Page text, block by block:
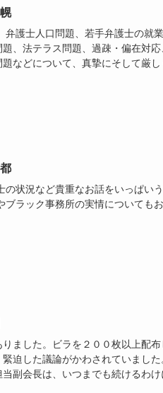
弁護士人口問題、若手弁護士の就
、法テラス問題、過疎・偏在対
などについて、真摯にそして厳し
状況など貴重なお話をいっぱい
ブラック事務所の実情についても
ました。ビラを２００枚以上配布
迫した議論がかわされていまし
副会長は、いつまでも続けるわ